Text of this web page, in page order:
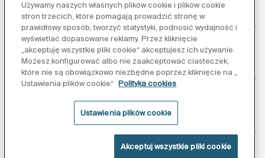
Obsługa klienta
O nas
Obserwuj nas:
Używamy naszych własnych plików cookie i plików cookie
stron trzecich, które pomagają prowadzić stronę w
prawidłowy sposób, tworzyć statystyki, podnosić wydajność i
wyświetlać dopasowane reklamy. Przez kliknięcie
„akceptuję wszystkie pliki cookie“ akceptujesz ich używanie.
Możesz konfigurować albo nie zaakceptować ciasteczek,
które nie są obowiązkowo niezbędne poprzez kliknięcie na „
Ustawienia plików cookie“
Polityka cookies
Ustawienia plików cookie
Akceptuj wszystkie pliki cookie